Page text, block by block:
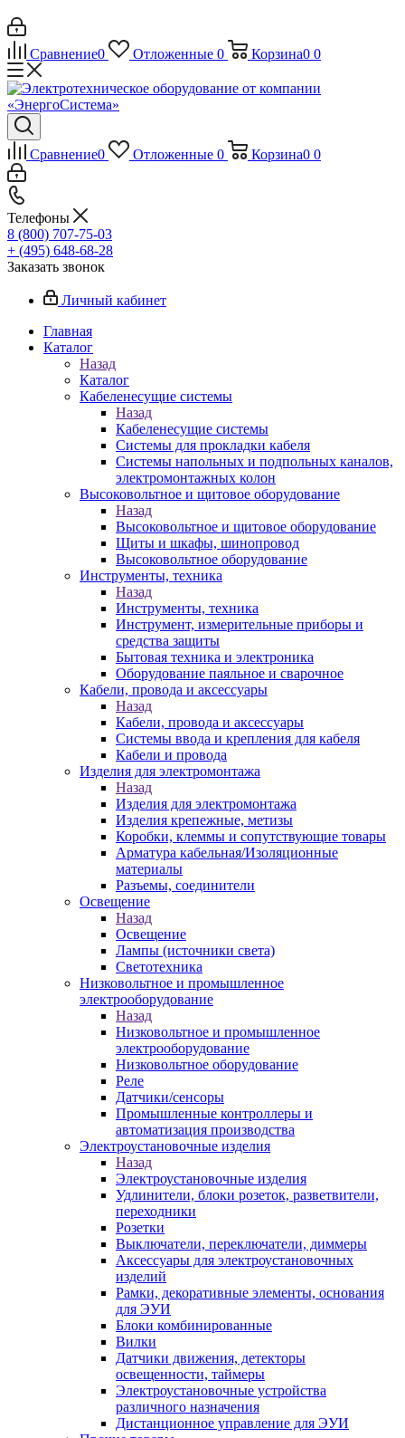
Сравнение0 Отложенные 0 Корзина0 0
Сравнение0 Отложенные 0 Корзина0 0
Телефоны
8 (800) 707-75-03
+ (495) 648-68-28
Заказать звонок
Личный кабинет
Главная
Каталог
Назад
Каталог
Кабеленесущие системы
Назад
Кабеленесущие системы
Системы для прокладки кабеля
Системы напольных и подпольных каналов,
электромонтажных колон
Высоковольтное и щитовое оборудование
Назад
Высоковольтное и щитовое оборудование
Щиты и шкафы, шинопровод
Высоковольтное оборудование
Инструменты, техника
Назад
Инструменты, техника
Инструмент, измерительные приборы и
средства защиты
Бытовая техника и электроника
Оборудование паяльное и сварочное
Кабели, провода и аксессуары
Назад
Кабели, провода и аксессуары
Системы ввода и крепления для кабеля
Кабели и провода
Изделия для электромонтажа
Назад
Изделия для электромонтажа
Изделия крепежные, метизы
Коробки, клеммы и сопутствующие товары
Арматура кабельная/Изоляционные
материалы
Разъемы, соединители
Освещение
Назад
Освещение
Лампы (источники света)
Светотехника
Низковольтное и промышленное
электрооборудование
Назад
Низковольтное и промышленное
электрооборудование
Низковольтное оборудование
Реле
Датчики/сенсоры
Промышленные контроллеры и
автоматизация производства
Электроустановочные изделия
Назад
Электроустановочные изделия
Удлинители, блоки розеток, разветвители,
переходники
Розетки
Выключатели, переключатели, диммеры
Аксессуары для электроустановочных
изделий
Рамки, декоративные элементы, основания
для ЭУИ
Блоки комбинированные
Вилки
Датчики движения, детекторы
освещенности, таймеры
Электроустановочные устройства
различного назначения
Дистанционное управление для ЭУИ